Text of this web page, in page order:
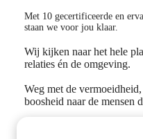
Met 10 gecertificeerde en
staan we voor jou klaar.
Wij kijken naar het hele
relaties én de omgeving.
Weg met de
boosheid naar de mensen